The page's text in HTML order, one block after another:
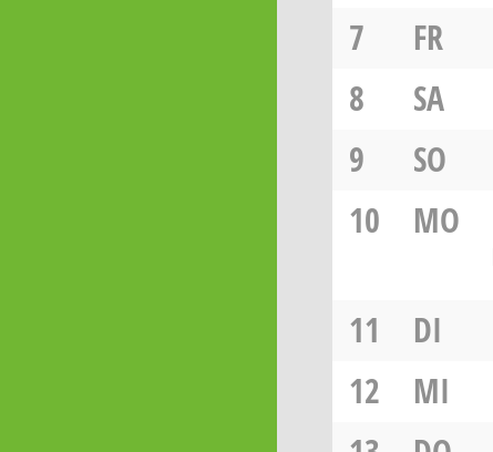
7
FR
8
SA
9
SO
10
MO
11
DI
12
MI